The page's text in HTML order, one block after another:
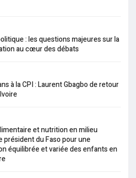
: les questions majeures sur la
au cœur des débats
à la CPI : Laurent Gbagbo de retour
et nutrition en milieu
président du Faso pour une
équilibrée et variée des enfants en